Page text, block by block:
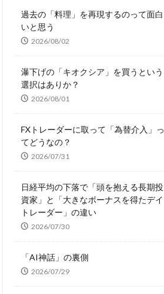
過去の「料理」を再現するのって面白
いと思う
2026/08/02
瀑下げの「キオクシア」を買うという
選択はありか？
2026/08/01
FXトレーダーに取って「為替介入」っ
てどうなの？
2026/07/31
日経平均の下落で「頭を抱える長期投
資家」と「大きなボーナスを得たデイ
トレーダー」の違い
2026/07/30
「AI神話」の裏側
2026/07/29